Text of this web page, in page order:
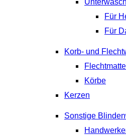
Für
Für
Korb- und
Körbe
Kerzen
Sonstige